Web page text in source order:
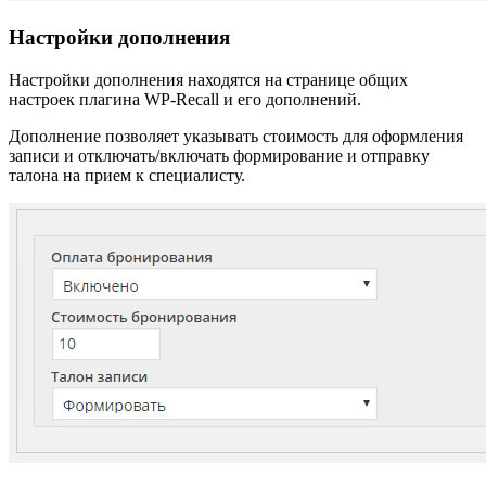
Настройки дополнения
Настройки дополнения находятся на странице общих
настроек плагина WP-Recall и его дополнений.
Дополнение позволяет указывать стоимость для оформления
записи и отключать/включать формирование и отправку
талона на прием к специалисту.